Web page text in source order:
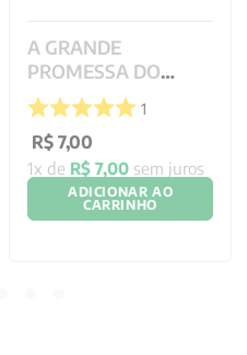
A GRANDE
PROMESSA DO
SACRATISSIMO
CORACAO DE JESUS
1
R$ 7,00
1x de R$ 7,00 sem juros
ADICIONAR AO
CARRINHO